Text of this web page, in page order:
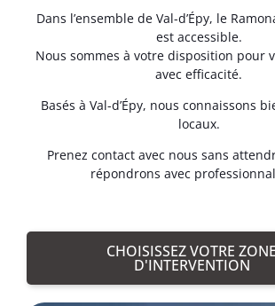
Dans l’ensemble de Val-d’Épy, le
est accessible.
Nous sommes à votre disposition pour
avec efficacité.
Basés à Val-d’Épy, nous connaissons
locaux.
Prenez contact avec nous sans
répondrons avec
CHOISISSEZ VOTRE ZONE
D'INTERVENTION